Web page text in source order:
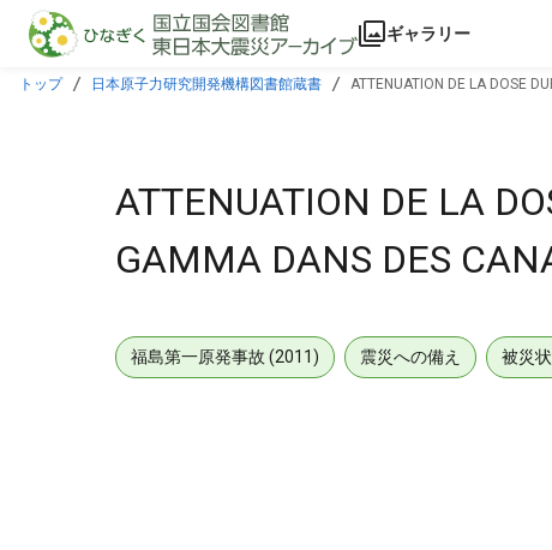
本文に飛ぶ
ギャラリー
トップ 日本原子力研究開発機構図書館蔵書 ATTENUATION DE LA DOSE
ATTENUATION DE LA
GAMMA DANS DES
福島第一原発事故 (2011) 震災への備え 被災